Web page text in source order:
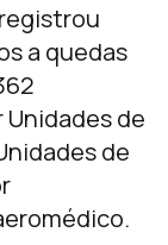
a quedas
de
de